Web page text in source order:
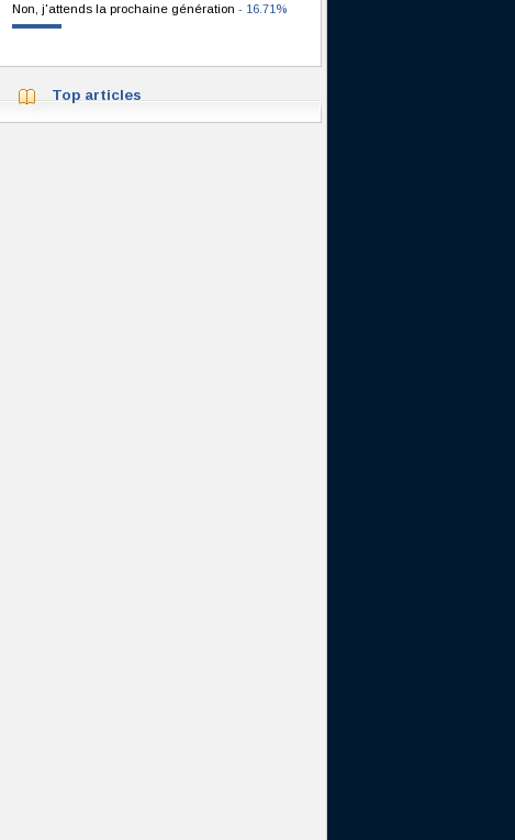
Non, j'attends la prochaine génération - 16.71%
Top articles